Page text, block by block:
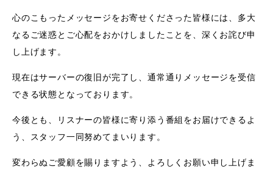
心のこもったメッセージをお寄せくださった皆様には、多大
なるご迷惑とご心配をおかけしましたことを、深くお詫び申
し上げます。
現在はサーバーの復旧が完了し、通常通りメッセージを受信
できる状態となっております。
今後とも、リスナーの皆様に寄り添う番組をお届けできるよ
う、スタッフ一同努めてまいります。
変わらぬご愛顧を賜りますよう、よろしくお願い申し上げま